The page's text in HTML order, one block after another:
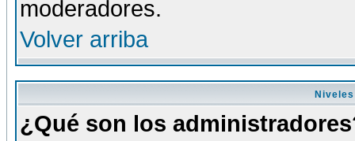
moderadores.
Volver arriba
¿Qué son los